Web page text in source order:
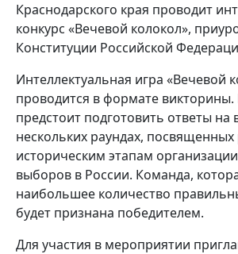
Краснодарского края проводит
конкурс «Вечевой колокол»,
Конституции Российской
Интеллектуальная игра «Вечевой
проводится в формате
предстоит подготовить ответы на
нескольких раундах,
историческим этапам
выборов в России. Команда,
наибольшее количество
будет признана победителем.
Для участия в мероприятии